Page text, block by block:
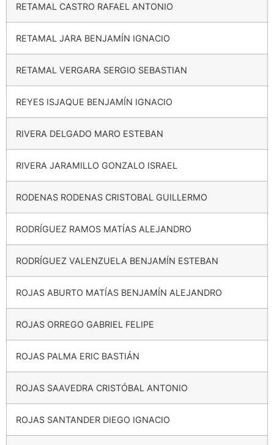
RETAMAL CASTRO RAFAEL ANTONIO
RETAMAL JARA BENJAMÍN IGNACIO
RETAMAL VERGARA SERGIO SEBASTIAN
REYES ISJAQUE BENJAMÍN IGNACIO
RIVERA DELGADO MARO ESTEBAN
RIVERA JARAMILLO GONZALO ISRAEL
RODENAS RODENAS CRISTOBAL GUILLERMO
RODRÍGUEZ RAMOS MATÍAS ALEJANDRO
RODRÍGUEZ VALENZUELA BENJAMÍN ESTEBAN
ROJAS ABURTO MATÍAS BENJAMÍN ALEJANDRO
ROJAS ORREGO GABRIEL FELIPE
ROJAS PALMA ERIC BASTIÁN
ROJAS SAAVEDRA CRISTÓBAL ANTONIO
ROJAS SANTANDER DIEGO IGNACIO